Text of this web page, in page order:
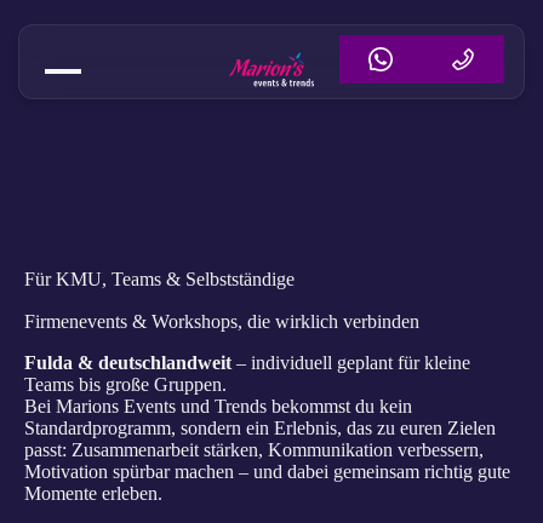
Für KMU, Teams & Selbstständige
Firmenevents & Workshops, die wirklich verbinden
Fulda & deutschlandweit – individuell geplant für kleine
Teams bis große Gruppen.
Bei Marions Events und Trends bekommst du kein
Standardprogramm, sondern ein Erlebnis, das zu euren Zielen
passt: Zusammenarbeit stärken, Kommunikation verbessern,
Motivation spürbar machen – und dabei gemeinsam richtig gute
Momente erleben.